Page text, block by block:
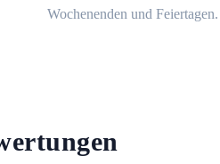
Wochenenden und Feiertagen.